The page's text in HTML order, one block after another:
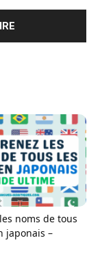
noms de tous
japonais –